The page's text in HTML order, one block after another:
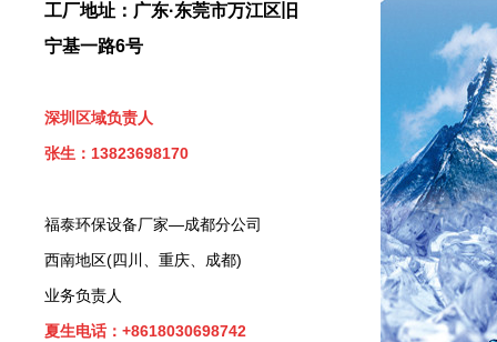
工厂地址：广东·东莞市万江区旧
宁基一路6号
深圳区域负责人
张生：13823698170
福泰环保设备厂家—成都分公司
西南地区(四川、重庆、成都)
业务负责人
夏生电话：+8618030698742